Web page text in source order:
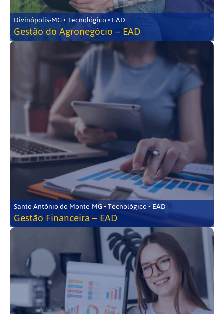
Divinópolis-MG • Tecnológico • EAD
Gestão do Agronegócio – EAD
Santo Antônio do Monte-MG • Tecnológico • EAD
Gestão Financeira – EAD